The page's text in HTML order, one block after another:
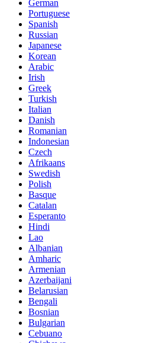
German
Portuguese
Spanish
Russian
Japanese
Korean
Arabic
Irish
Greek
Turkish
Italian
Danish
Romanian
Indonesian
Czech
Afrikaans
Swedish
Polish
Basque
Catalan
Esperanto
Hindi
Lao
Albanian
Amharic
Armenian
Azerbaijani
Belarusian
Bengali
Bosnian
Bulgarian
Cebuano